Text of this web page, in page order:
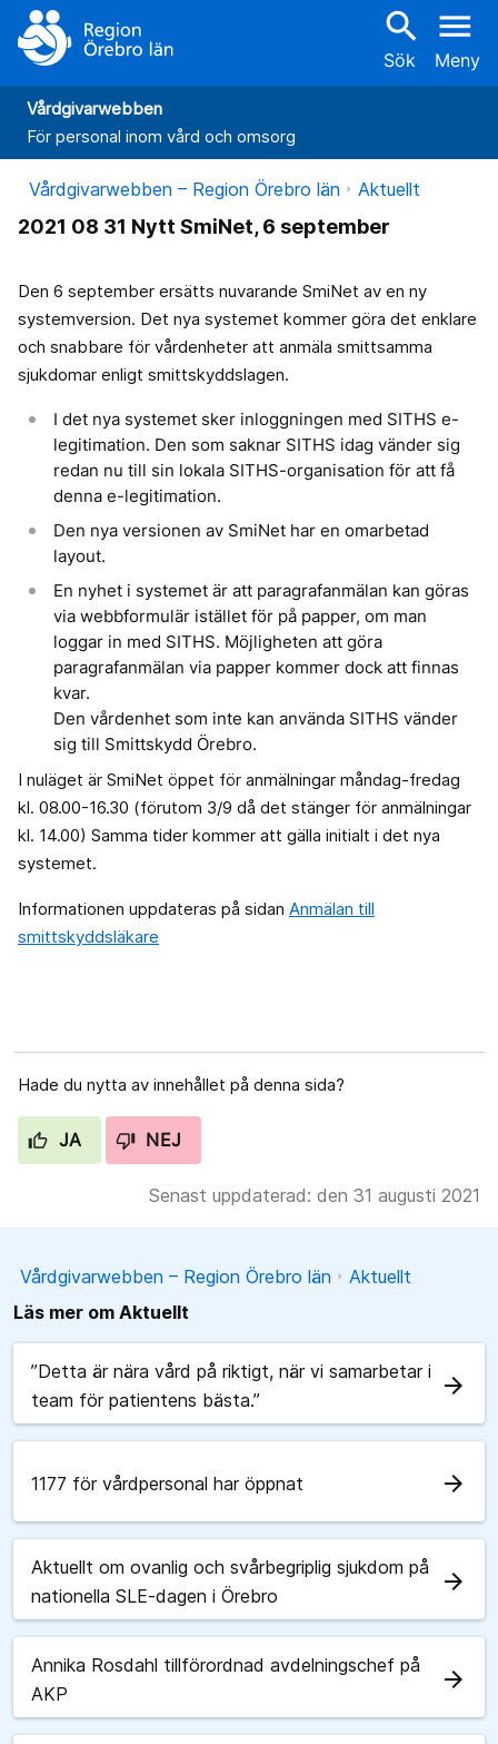
search
Sök
menu
Meny
Vårdgivarwebben
För personal inom vård och omsorg
Vårdgivarwebben – Region Örebro län Aktuellt
2021 08 31 Nytt SmiNet, 6 september
Den 6 september ersätts nuvarande SmiNet av en ny
systemversion. Det nya systemet kommer göra det enklare
och snabbare för vårdenheter att anmäla smittsamma
sjukdomar enligt smittskyddslagen.
I det nya systemet sker inloggningen med SITHS e-
legitimation. Den som saknar SITHS idag vänder sig
redan nu till sin lokala SITHS-organisation för att få
denna e-legitimation.
Den nya versionen av SmiNet har en omarbetad
layout.
En nyhet i systemet är att paragrafanmälan kan göras
via webbformulär istället för på papper, om man
loggar in med SITHS. Möjligheten att göra
paragrafanmälan via papper kommer dock att finnas
kvar.
Den vårdenhet som inte kan använda SITHS vänder
sig till Smittskydd Örebro.
I nuläget är SmiNet öppet för anmälningar måndag-fredag
kl. 08.00-16.30 (förutom 3/9 då det stänger för anmälningar
kl. 14.00) Samma tider kommer att gälla initialt i det nya
systemet.
Informationen uppdateras på sidan Anmälan till
smittskyddsläkare
Hade du nytta av innehållet på denna sida?
JA NEJ
Senast uppdaterad: den 31 augusti 2021
Vårdgivarwebben – Region Örebro län
Aktuellt
Läs mer om Aktuellt
”Detta är nära vård på riktigt, när vi samarbetar i
team för patientens bästa.”
arrow_forward
1177 för vårdpersonal har öppnat arrow_forward
Aktuellt om ovanlig och svårbegriplig sjukdom på
nationella SLE-dagen i Örebro
arrow_forward
Annika Rosdahl tillförordnad avdelningschef på
AKP
arrow_forward